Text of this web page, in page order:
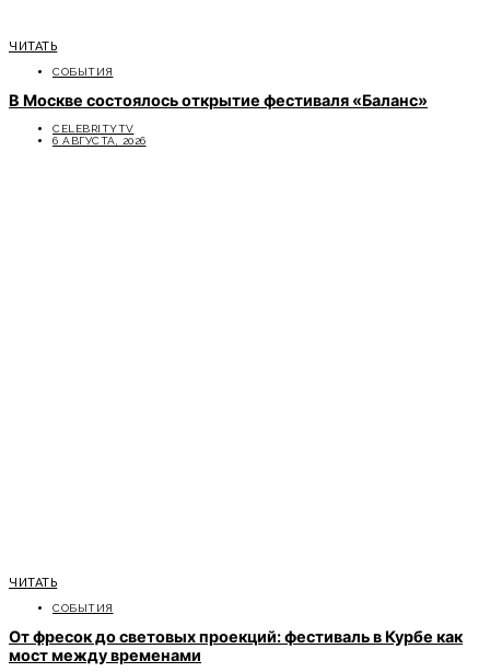
ЧИТАТЬ
СОБЫТИЯ
В Москве состоялось открытие фестиваля «Баланс»
CELEBRITYTV
6 АВГУСТА, 2026
ЧИТАТЬ
СОБЫТИЯ
От фресок до световых проекций: фестиваль в Курбе как
мост между временами